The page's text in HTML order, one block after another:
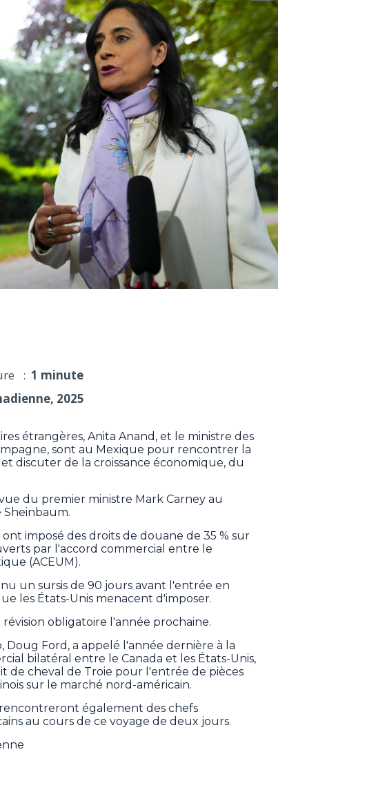
: 1 minute
2025
étrangères, Anita Anand, et le ministre des
sont au Mexique pour rencontrer la
discuter de la croissance économique, du
du premier ministre Mark Carney au
imposé des droits de douane de 35 % sur
par l'accord commercial entre le
(ACEUM).
un sursis de 90 jours avant l'entrée en
les États-Unis menacent d'imposer.
obligatoire l'année prochaine.
Doug Ford, a appelé l'année dernière à la
bilatéral entre le Canada et les États-Unis,
de cheval de Troie pour l'entrée de pièces
sur le marché nord-américain.
également des chefs
au cours de ce voyage de deux jours.